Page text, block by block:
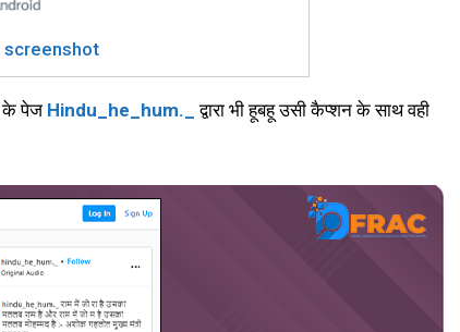
के पेज Hindu_he_hum._
द्वारा भी हूबहू उसी कैप्शन के साथ वही